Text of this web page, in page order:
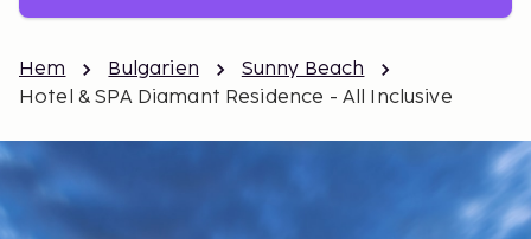
Hem Bulgarien
Sunny Beach
Hotel & SPA Diamant Residence - All Inclusive